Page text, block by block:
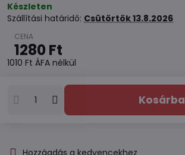
Készleten
Szállítási határidő: Csütörtök13.8.2026
1280 Ft
1010 Ft ÁFA nélkül
Kosárba
Hozzáadás a kedvencekhez